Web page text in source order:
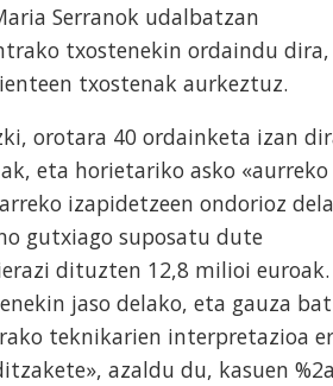
Serranok udalbatzan
txostenekin ordaindu dira,
txostenak aurkeztuz.
orotara 40 ordainketa izan
eta horietariko asko «aurreko
izapidetzeen ondorioz dela
gutxiago suposatu dute
dituzten 12,8 milioi euroak.
jaso delako, eta gauza bat
teknikarien interpretazioa
azaldu du, kasuen